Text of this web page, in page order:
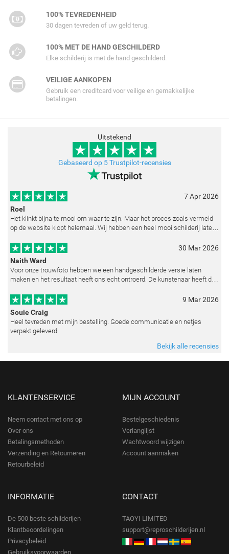
100% TEVREDENHEID
30 dagen tevreden of uw geld terug.
100% MET DE HAND GESCHILDERD
Elke schilderij is met de hand geschilderd.
VEILIGE AANKOPEN
Gebruik een creditcard voor veilige en gemakkelijke
betalingen.
Uitstekend
Gebaseerd op 5 Trustpilot-recensies
7 Apr 2026
Roel
Het klinkt bijna te mooi om waar te zijn. Maar het proces zoals vermeld
op de website klopt helemaal. Wij hebben een heel mooi schilderij laten
30 Mar 2026
Naith Ward
Voor onze trouwfoto hebben we een handgeschilderde versie laten
maken en het resultaat heeft ons echt ontroerd. De kunstenaar heeft de
9 Mar 2026
Souie Craig
Heel tevreden met mijn bestelling. Goede communicatie en netjes
verpakt geleverd.
Bekijk alle recensies
KLANTENSERVICE
Neem contact met ons op
Over ons
Betalingsmethoden
Verzending en Retourneren
Retourbeleid
MIJN ACCOUNT
Bestelgeschiedenis
Verlanglijst
Wachtwoord wijzigen
Account aanmaken
INFORMATIE
De 500 beste schilderijen
Klantbeoordelingen
Privacybeleid
Gebruiksvoorwaarden
CONTACT
TAOYI LIMITED
support@reproschilderijen.nl